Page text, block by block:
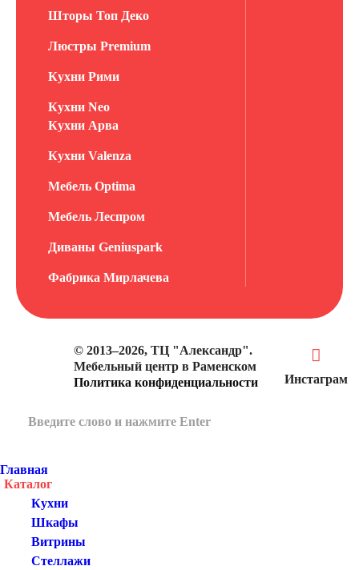
Шторы Топ Деко
Люстры Premium
Кухни Рими
Кухни Neo
Кухни Арва
Кухни Valenza
Мебель Optima
Мебель Леспром
Диваны Geniuspark
Фабрика Мирлачева
© 2013–2026, ТЦ "Александр".
Мебельный центр в Раменском
Политика конфиденциальности
Инстаграм
Главная
Каталог
Кухни
Шкафы
Витрины
Стеллажи